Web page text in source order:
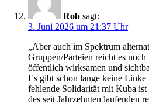
Rob sagt:
3. Juni 2026 um 21:37 Uhr
„Aber auch im Spektrum
Gruppen/Parteien reicht es
öffentlich wirksamen und
Es gibt schon lange keine
fehlende Solidarität mit Kuba ist
des seit Jahrzehnten laufenden